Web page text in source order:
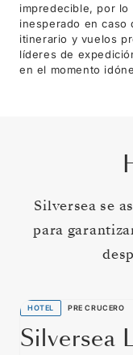
impredecible, por lo
inesperado en caso
itinerario y vuelos
líderes de
en el momento
Silversea se
para
HOTEL PRE CRUCERO
Silversea